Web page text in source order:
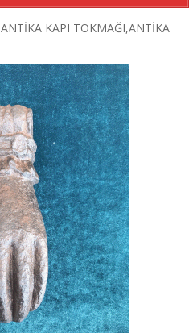
ANTİKA KAPI TOKMAĞI,ANTİKA